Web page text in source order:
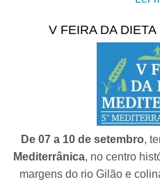
V FEIRA DA
De 07 a 10 de setembro,
Mediterrânica, no centro
margens do rio Gilão e